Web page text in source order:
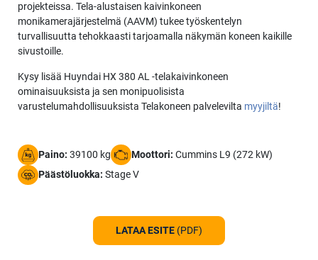
projekteissa. Tela-alustaisen kaivinkoneen
monikamerajärjestelmä (AAVM) tukee työskentelyn
turvallisuutta tehokkaasti tarjoamalla näkymän koneen kaikille
sivustoille.
Kysy lisää Huyndai HX 380 AL -telakaivinkoneen
ominaisuuksista ja sen monipuolisista
varustelumahdollisuuksista Telakoneen palvelevilta myyjiltä!
Paino: 39100 kg Moottori: Cummins L9 (272 kW)
Päästöluokka: Stage V
LATAA ESITE (PDF)